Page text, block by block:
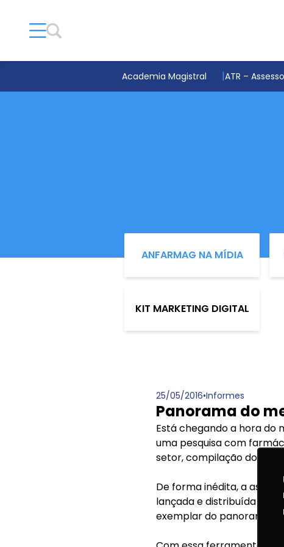
Academia Magistral ATR –
ANFARMAG NA MÍDIA
KIT MARKETING DIGITAL
25/05/2016•Informes
Panorama do
Está chegando a hora do
uma pesquisa com
setor, compilação dos
De forma inédita, a
lançada e distribuída
exemplar do panorama,